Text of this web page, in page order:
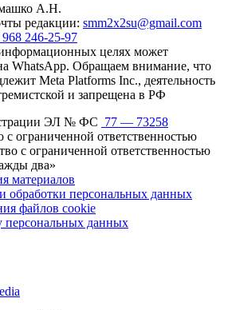
А.Н.
редакции: smm2x2su@gmail.com
246-25-97
целях может
WhatsApp. Обращаем внимание, что
Meta Platforms Inc., деятельность
и запрещена в РФ
ЭЛ № ФС 77 — 73258
ограниченной ответственностью
с ограниченной ответственностью
два»
материалов
обработки персональных данных
файлов cookie
персональных данных